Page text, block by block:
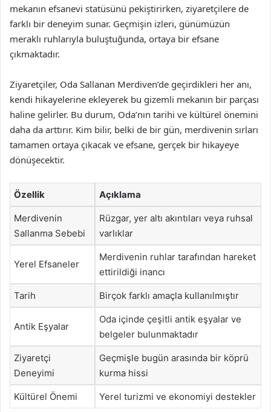
mekanın efsanevi statüsünü pekiştirirken, ziyaretçilere de
farklı bir deneyim sunar. Geçmişin izleri, günümüzün
meraklı ruhlarıyla buluştuğunda, ortaya bir efsane
çıkmaktadır.
Ziyaretçiler, Oda Sallanan Merdiven’de geçirdikleri her anı,
kendi hikayelerine ekleyerek bu gizemli mekanın bir parçası
haline gelirler. Bu durum, Oda’nın tarihi ve kültürel önemini
daha da arttırır. Kim bilir, belki de bir gün, merdivenin sırları
tamamen ortaya çıkacak ve efsane, gerçek bir hikayeye
dönüşecektir.
Özellik Açıklama
Merdivenin
Sallanma Sebebi
Rüzgar, yer altı akıntıları veya ruhsal
varlıklar
Yerel Efsaneler
Merdivenin ruhlar tarafından hareket
ettirildiği inancı
Tarih Birçok farklı amaçla kullanılmıştır
Antik Eşyalar
Oda içinde çeşitli antik eşyalar ve
belgeler bulunmaktadır
Ziyaretçi
Deneyimi
Geçmişle bugün arasında bir köprü
kurma hissi
Kültürel Önemi Yerel turizmi ve ekonomiyi destekler